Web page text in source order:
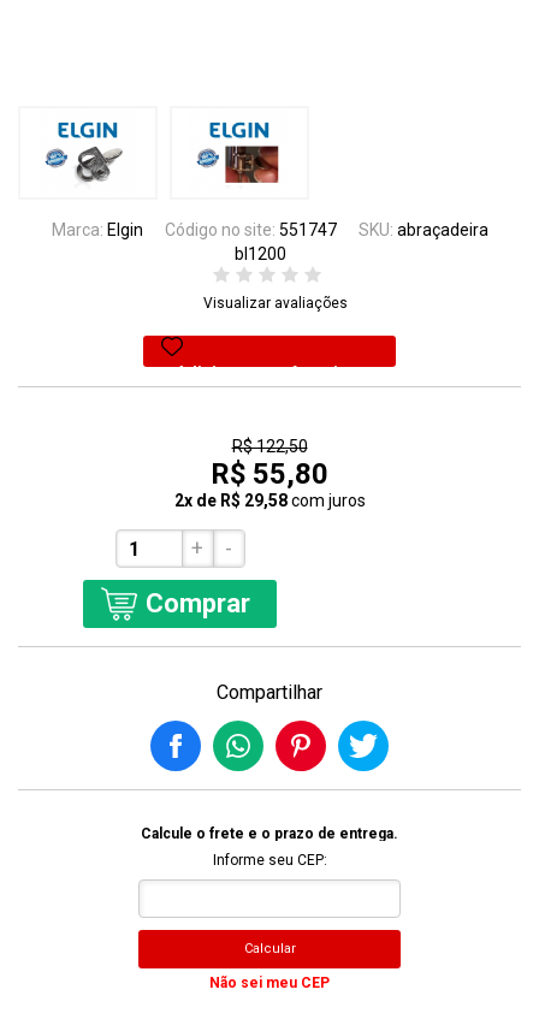
Marca: Elgin Código no site: 551747 SKU: abraçadeira
bl1200
Visualizar avaliações
Adicionar aos favoritos
R$ 122,50
R$ 55,80
2x de R$ 29,58 com juros
+ -
Comprar
Compartilhar
Calcule o frete e o prazo de entrega.
Informe seu CEP:
Calcular
Não sei meu CEP